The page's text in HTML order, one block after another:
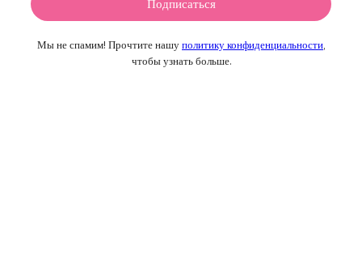
Мы не спамим! Прочтите нашу политику конфиденциальности
чтобы узнать больше.